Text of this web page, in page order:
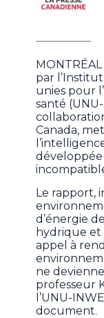
par
unies pour
santé
Canada,
Le rapport,
d’énergie
hydrique et
appel à
ne
professeur
l’UNU-
document.